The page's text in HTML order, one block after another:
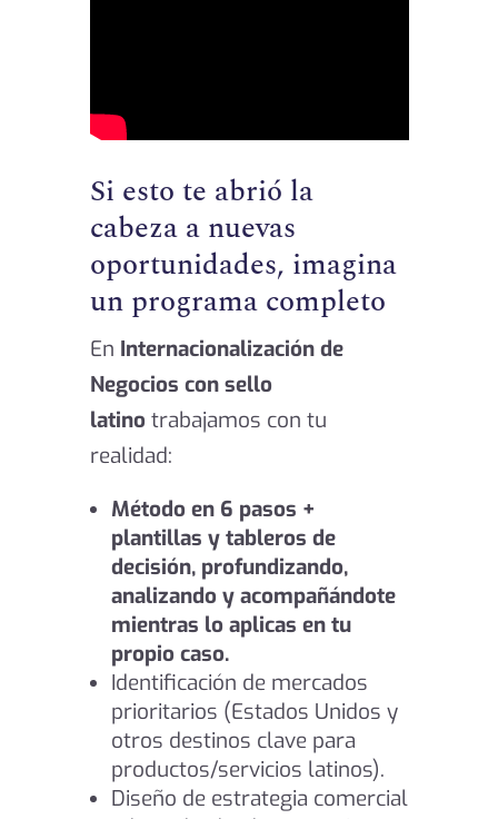
Si esto te abrió la
cabeza a nuevas
oportunidades, imagina
un programa completo
En Internacionalización de
Negocios con sello
latino trabajamos con tu
realidad:
Método en 6 pasos +
plantillas y tableros de
decisión, profundizando,
analizando y acompañándote
mientras lo aplicas en tu
propio caso.
Identificación de mercados
prioritarios (Estados Unidos y
otros destinos clave para
productos/servicios latinos).
Diseño de estrategia comercial